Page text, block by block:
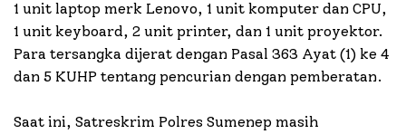
1 unit laptop merk Lenovo, 1 unit komputer dan CPU,
1 unit keyboard, 2 unit printer, dan 1 unit proyektor.
Para tersangka dijerat dengan Pasal 363 Ayat (1) ke 4
dan 5 KUHP tentang pencurian dengan pemberatan.
Saat ini, Satreskrim Polres Sumenep masih